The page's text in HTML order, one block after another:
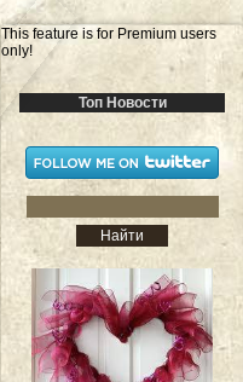
This feature is for Premium users
only!
Топ Новости